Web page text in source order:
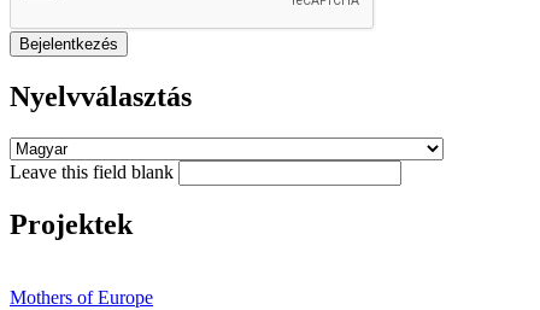
Nyelvválasztás
Leave this field blank
Projektek
Mothers of Europe